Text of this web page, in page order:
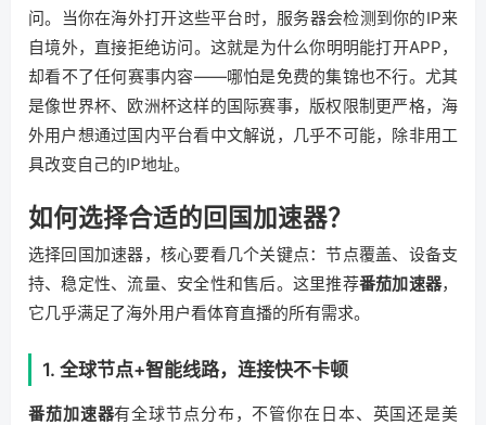
问。当你在海外打开这些平台时，服务器会检测到你的IP来
自境外，直接拒绝访问。这就是为什么你明明能打开APP，
却看不了任何赛事内容——哪怕是免费的集锦也不行。尤其
是像世界杯、欧洲杯这样的国际赛事，版权限制更严格，海
外用户想通过国内平台看中文解说，几乎不可能，除非用工
具改变自己的IP地址。
如何选择合适的回国加速器？
选择回国加速器，核心要看几个关键点：节点覆盖、设备支
持、稳定性、流量、安全性和售后。这里推荐番茄加速器，
它几乎满足了海外用户看体育直播的所有需求。
1. 全球节点+智能线路，连接快不卡顿
番茄加速器有全球节点分布，不管你在日本、英国还是美